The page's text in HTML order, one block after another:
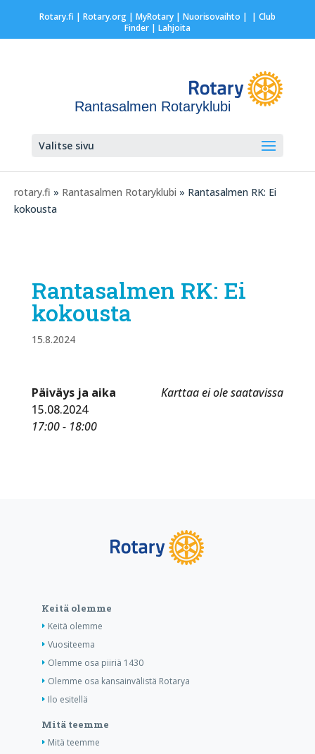
Rotary.fi | Rotary.org| MyRotary | Nuorisovaihto | | Club
Finder| Lahjoita
Rantasalmen Rotaryklubi
Valitse sivu
rotary.fi » Rantasalmen Rotaryklubi » Rantasalmen RK: Ei
kokousta
Rantasalmen RK: Ei
kokousta
15.8.2024
Karttaa ei ole saatavissa
Päiväys ja aika
15.08.2024
17:00 - 18:00
Keitä olemme
Keitä olemme
Vuositeema
Olemme osa piiriä 1430
Olemme osa kansainvälistä Rotarya
Ilo esitellä
Mitä teemme
Mitä teemme